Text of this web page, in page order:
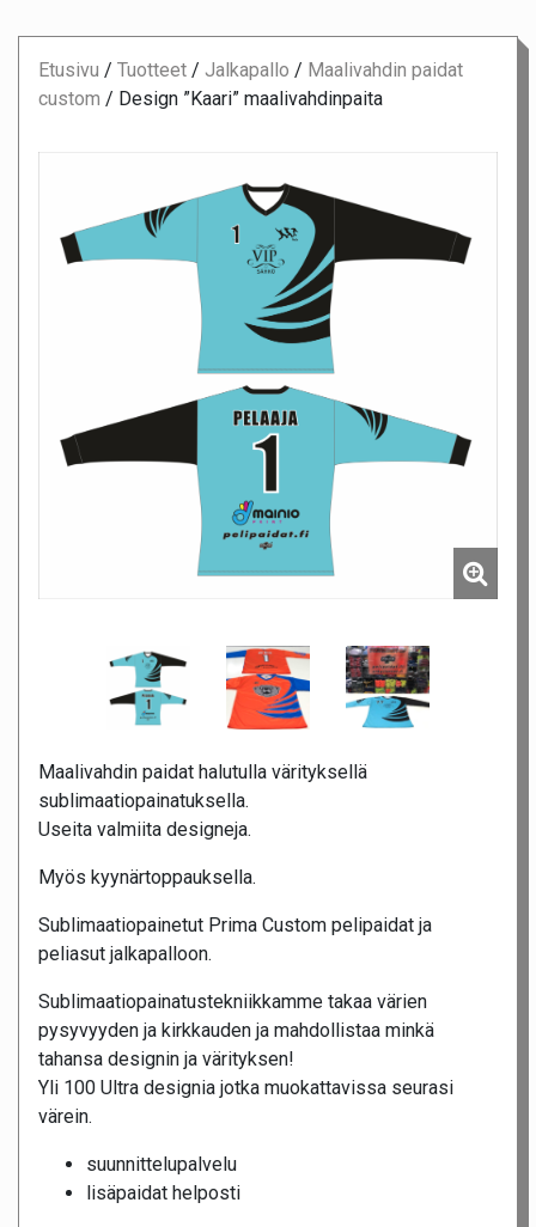
Etusivu / Tuotteet / Jalkapallo / Maalivahdin paidat
custom / Design ”Kaari” maalivahdinpaita
Maalivahdin paidat halutulla värityksellä
sublimaatiopainatuksella.
Useita valmiita designeja.
Myös kyynärtoppauksella.
Sublimaatiopainetut Prima Custom pelipaidat ja
peliasut jalkapalloon.
Sublimaatiopainatustekniikkamme takaa värien
pysyvyyden ja kirkkauden ja mahdollistaa minkä
tahansa designin ja värityksen!
Yli 100 Ultra designia jotka muokattavissa seurasi
värein.
suunnittelupalvelu
lisäpaidat helposti